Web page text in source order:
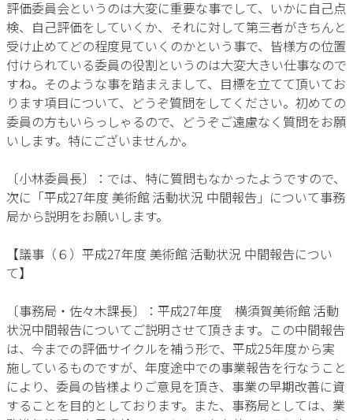
評価委員会というのは大変に重要な事でして、いかに自己点
検、自己評価をしていくか、それに対して第三者がきちんと
受け止めてどの程度見ていくのかという事で、皆様方の位置
付けられている委員の役割というのは大変大きい仕事なので
すね。そのような事を踏まえまして、目標を立てて頂いてお
ります項目について、どうぞ質問をしてください。初めての
委員の方もいらっしゃるので、どうぞご遠慮なく質問をお願
いします。特にございませんか。
〔小林委員長〕：では、特に質問もなかったようですので、
次に「平成27年度 美術館 活動状況 中間報告」について事務
局から説明をお願いします。
【議事（６）平成27年度 美術館 活動状況 中間報告につい
て】
〔事務局・佐々木課長〕：平成27年度 横須賀美術館 活動
状況中間報告についてご説明させて頂きます。この中間報告
は、今までの評価サイクルを補う形で、平成25年度から実
施しているものですが、年度途中での事業報告を行なうこと
により、委員の皆様よりご意見を頂き、事業の早期改善に資
することを目的としております。また、事務局としては、業